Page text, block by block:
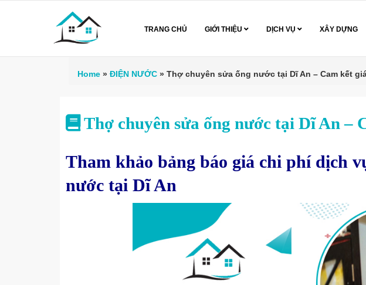
TRANG CHỦ GIỚI THIỆU DỊCH VỤ XÂY DỰNG
Home » ĐIỆN NƯỚC » Thợ chuyên sửa ống nước tại Dĩ An – Cam kết
Thợ chuyên sửa ống nước tại Dĩ An –
Tham khảo bảng báo giá chi phí dịch
nước tại Dĩ An